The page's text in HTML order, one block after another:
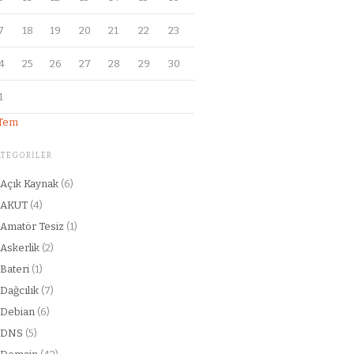
18 19 20 21 22 23
25 26 27 28 29 30
Açık Kaynak (6)
AKUT (4)
Amatör Tesiz (1)
Askerlik (2)
Bateri (1)
Dağcılık (7)
Debian (6)
DNS (5)